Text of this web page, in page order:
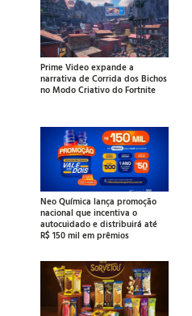
Prime Video expande a
narrativa de Corrida dos Bichos
no Modo Criativo do Fortnite
Neo Química lança promoção
nacional que incentiva o
autocuidado e distribuirá até
R$ 150 mil em prêmios